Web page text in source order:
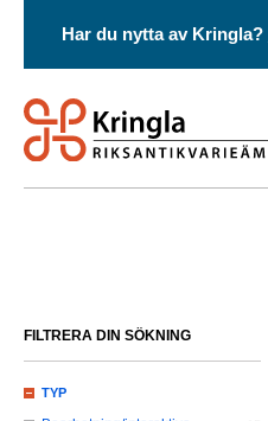
Har du nytta av Kringla?
FILTRERA DIN SÖKNING
TYP